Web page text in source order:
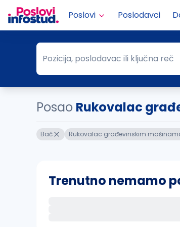
Poslovi Poslodavci
Pozicija, poslodavac ili ključna reč
Pozicija, poslodavac ili ključna reč
Posao Rukovalac
Bač Rukovalac građevinskim
Trenutno nemamo